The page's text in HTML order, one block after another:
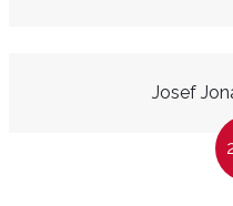
Josef